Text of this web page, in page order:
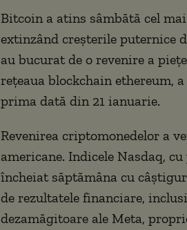
Bitcoin a atins sâmbătă cel
extinzând creşterile puternice
au bucurat de o revenire a
reţeaua blockchain ethereum,
prima dată din 21 ianuarie.
Revenirea criptomonedelor a
americane. Indicele Nasdaq,
încheiat săptămâna cu
de rezultatele financiare,
dezamăgitoare ale Meta,